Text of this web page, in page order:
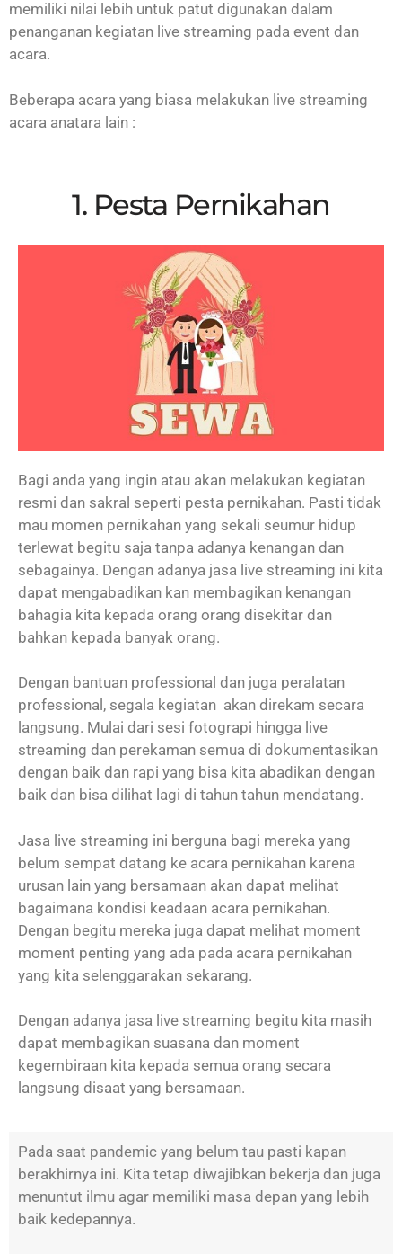
memiliki nilai lebih untuk patut digunakan dalam
penanganan kegiatan live streaming pada event dan
acara.
Beberapa acara yang biasa melakukan live streaming
acara anatara lain :
1. Pesta Pernikahan
Bagi anda yang ingin atau akan melakukan kegiatan
resmi dan sakral seperti pesta pernikahan. Pasti tidak
mau momen pernikahan yang sekali seumur hidup
terlewat begitu saja tanpa adanya kenangan dan
sebagainya. Dengan adanya jasa live streaming ini kita
dapat mengabadikan kan membagikan kenangan
bahagia kita kepada orang orang disekitar dan
bahkan kepada banyak orang.
Dengan bantuan professional dan juga peralatan
professional, segala kegiatan akan direkam secara
langsung. Mulai dari sesi fotograpi hingga live
streaming dan perekaman semua di dokumentasikan
dengan baik dan rapi yang bisa kita abadikan dengan
baik dan bisa dilihat lagi di tahun tahun mendatang.
Jasa live streaming ini berguna bagi mereka yang
belum sempat datang ke acara pernikahan karena
urusan lain yang bersamaan akan dapat melihat
bagaimana kondisi keadaan acara pernikahan.
Dengan begitu mereka juga dapat melihat moment
moment penting yang ada pada acara pernikahan
yang kita selenggarakan sekarang.
Dengan adanya jasa live streaming begitu kita masih
dapat membagikan suasana dan moment
kegembiraan kita kepada semua orang secara
langsung disaat yang bersamaan.
Pada saat pandemic yang belum tau pasti kapan
berakhirnya ini. Kita tetap diwajibkan bekerja dan juga
menuntut ilmu agar memiliki masa depan yang lebih
baik kedepannya.